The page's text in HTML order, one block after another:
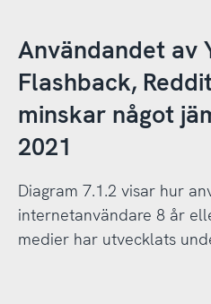
Användandet av
Flashback,
minskar något
2021
Diagram 7.1.2 visar hur
internetanvändare 8 år
medier har utvecklats